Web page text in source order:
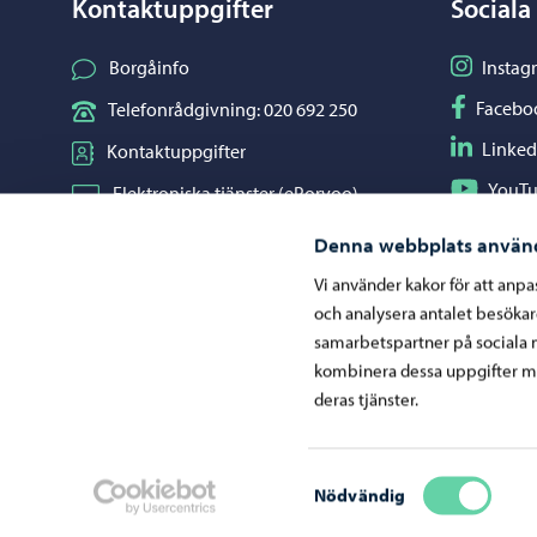
Denna webbplats
Vi använder kakor för att
och analysera antalet
samarbetspartner på sociala
kombinera dessa uppgifter
deras tjänster.
Nödvändig
Kontaktuppgifter
Borgåinfo
Telefonrådgivning: 020 692 250
Kontaktuppgifter
Elektroniska tjänster (ePorvoo)
Kartor och lägesinformation
Följ på
Följ på
Följ på
Följ på
Ge respons